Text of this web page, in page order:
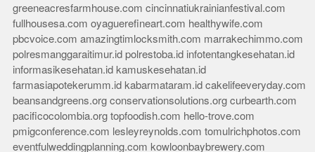
greeneacresfarmhouse.com cincinnatiukrainianfestival.com
fullhousesa.com oyaguerefineart.com healthywife.com
pbcvoice.com amazingtimlocksmith.com marrakechimmo.com
polresmanggaraitimur.id polrestoba.id infotentangkesehatan.id
informasikesehatan.id kamuskesehatan.id
farmasiapotekerumm.id kabarmataram.id cakelifeeveryday.com
beansandgreens.org conservationsolutions.org curbearth.com
pacificocolombia.org topfoodish.com hello-trove.com
pmigconference.com lesleyreynolds.com tomulrichphotos.com
eventfulweddingplanning.com kowloonbaybrewery.com